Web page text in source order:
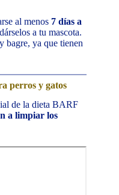
al menos 7 días a
a tu mascota.
bagre, ya que tienen
perros y gatos
de la dieta BARF
a limpiar los